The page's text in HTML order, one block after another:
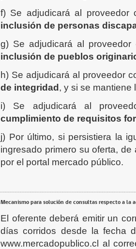
f) Se adjudicará al
inclusión de personas
g) Se adjudicará al
inclusión de pueblos
h) Se adjudicará al proveedor
de integridad , y si se
i) Se adjudicará al
cumplimiento de requisitos
j) Por último, si persistiera la
ingresado primero su oferta,
por el portal mercado público.
Mecanismo para solución de consultas respecto a la
El oferente deberá emitir un
días corridos desde la fecha
www.mercadopublico.cl al